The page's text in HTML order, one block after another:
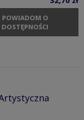
POWIADOM O
DOSTĘPNOŚCI